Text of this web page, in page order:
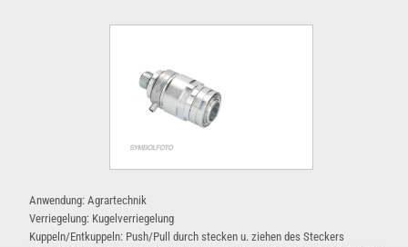
Anwendung: Agrartechnik
Verriegelung: Kugelverriegelung
Kuppeln/Entkuppeln: Push/Pull durch stecken u. ziehen des Steckers